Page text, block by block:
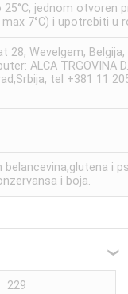
jednom otvoren
7°C) i upotrebiti u
28, Wevelgem, Belgija,
ALCA TRGOVINA
tel +381 11
belancevina,glutena i
i boja.
❮
229